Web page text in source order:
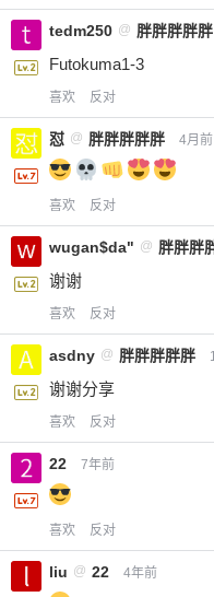
tedm250 @ 胖胖胖胖胖
Futokuma1-3
喜欢 反对
怼 @ 胖胖胖胖胖 4月前
喜欢 反对
wugan$da" @ 胖胖胖
谢谢
喜欢 反对
asdny @ 胖胖胖胖胖
谢谢分享
喜欢 反对
22 7年前
喜欢 反对
liu @ 22 4年前